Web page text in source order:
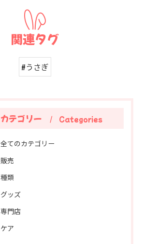
関連タグ
#うさぎ
カテゴリー Categories
全てのカテゴリー
販売
種類
グッズ
専門店
ケア